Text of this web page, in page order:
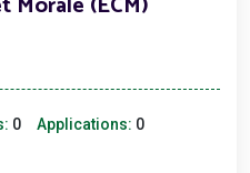
0 Applications: 0